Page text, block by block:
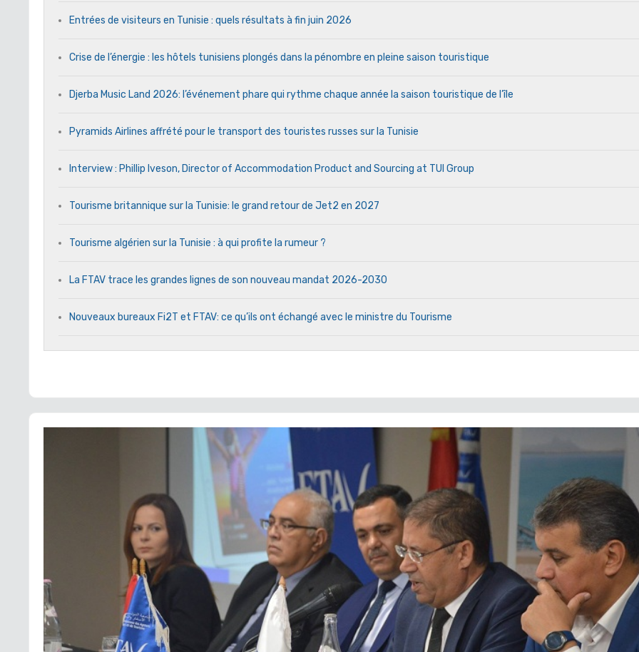
Entrées de visiteurs en Tunisie : quels résultats à fin juin 2026
Crise de l’énergie : les hôtels tunisiens plongés dans la pénombre en pleine saison touristique
Djerba Music Land 2026: l’événement phare qui rythme chaque année la saison touristique de l’île
Pyramids Airlines affrété pour le transport des touristes russes sur la Tunisie
Interview : Phillip Iveson, Director of Accommodation Product and Sourcing at TUI Group
Tourisme britannique sur la Tunisie: le grand retour de Jet2 en 2027
Tourisme algérien sur la Tunisie : à qui profite la rumeur ?
La FTAV trace les grandes lignes de son nouveau mandat 2026-2030
Nouveaux bureaux Fi2T et FTAV: ce qu’ils ont échangé avec le ministre du Tourisme